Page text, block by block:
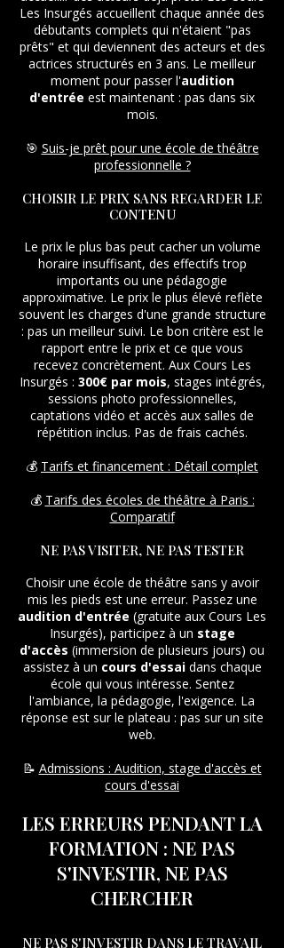
Les Insurgés accueillent chaque année des
débutants complets qui n'étaient "pas
prêts" et qui deviennent des acteurs et des
actrices structurés en 3 ans. Le meilleur
moment pour passer l'audition
d'entrée est maintenant : pas dans six
mois.
🎯 Suis-je prêt pour une école de théâtre
professionnelle ?
CHOISIR LE PRIX SANS REGARDER LE
CONTENU
Le prix le plus bas peut cacher un volume
horaire insuffisant, des effectifs trop
importants ou une pédagogie
approximative. Le prix le plus élevé reflète
souvent les charges d'une grande structure
: pas un meilleur suivi. Le bon critère est le
rapport entre le prix et ce que vous
recevez concrètement. Aux Cours Les
Insurgés : 300€ par mois, stages intégrés,
sessions photo professionnelles,
captations vidéo et accès aux salles de
répétition inclus. Pas de frais cachés.
💰 Tarifs et financement : Détail complet
💰 Tarifs des écoles de théâtre à Paris :
Comparatif
NE PAS VISITER, NE PAS TESTER
Choisir une école de théâtre sans y avoir
mis les pieds est une erreur. Passez une
audition d'entrée (gratuite aux Cours Les
Insurgés), participez à un stage
d'accès (immersion de plusieurs jours) ou
assistez à un cours d'essaidans chaque
école qui vous intéresse. Sentez
l'ambiance, la pédagogie, l'exigence. La
réponse est sur le plateau : pas sur un site
web.
📝 Admissions : Audition, stage d'accès et
cours d'essai
LES ERREURS PENDANT LA
FORMATION : NE PAS
S'INVESTIR, NE PAS
CHERCHER
NE PAS S'INVESTIR DANS LE TRAVAIL